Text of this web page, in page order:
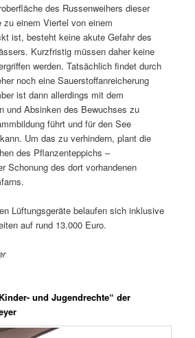
des Russenweihers dieser
einem Viertel von einem
ist, besteht keine akute Gefahr des
Kurzfristig müssen daher keine
werden. Tatsächlich findet durch
noch eine Sauerstoffanreicherung
ist dann allerdings mit dem
und Absinken des Bewuchses zu
führt und für den See
Um das zu verhindern, plant die
des Pflanzenteppichs –
Schonung des dort vorhandenen
Lüftungsgeräte belaufen sich inklusive
auf rund 13.000 Euro.
und Jugendrechte“ der